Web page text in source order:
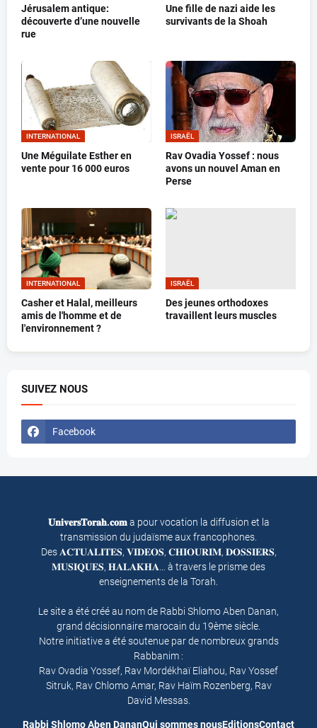
Jérusalem antique:
découverte d’une nouvelle
rue
Une fille de nazi aide les
survivants de la Shoah
INTERNATIONAL
Une Méguilate Esther en
vente pour 16 000 euros
ISRAËL
Rav Ovadia Yossef : nous
avons un nouvel Aman en
Perse
INTERNATIONAL
Casher et Halal, meilleurs
amis de l'homme et de
l'environnement ?
ISRAËL
Des jeunes orthodoxes
travaillent leurs muscles
SUIVEZ NOUS
Facebook
𝐔𝐧𝐢𝐯𝐞𝐫𝐬𝐓𝐨𝐫𝐚𝐡.𝐜𝐨𝐦a pour vocation la diffusion et la
transmission du judaïsme aux francophones.
Des 𝐀𝐂𝐓𝐔𝐀𝐋𝐈𝐓𝐄𝐒, 𝐕𝐈𝐃𝐄𝐎𝐒, 𝐂𝐇𝐈𝐎𝐔𝐑𝐈𝐌, 𝐃𝐎𝐒𝐒𝐈𝐄𝐑𝐒,
𝐌𝐔𝐒𝐈𝐐𝐔𝐄𝐒, 𝐇𝐀𝐋𝐀𝐊𝐇𝐀… à travers le prisme des
enseignements de la Torah.
Le site a été créé au nom de Rabbi Shlomo Aben Danan,
grand décisionnaire marocain du 19ème siècle.
Notre initiative a été soutenue par de nombreux grands
Rabbanim :
Rav Ovadia Yossef, Rav Mordékhaï Eliahou, Rav Yossef
Sitruk, Rav Chlomo Amar, Rav Haïm Rozenberg, Rav
David Messas.
Rabbi Shlomo Aben DananQui sommes nousEditionsContact